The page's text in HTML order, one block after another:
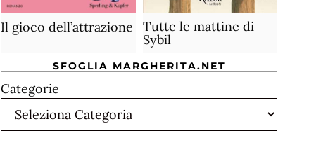
Il gioco dell’attrazione
Tutte le mattine di
Sybil
SFOGLIA MARGHERITA.NET
Categorie